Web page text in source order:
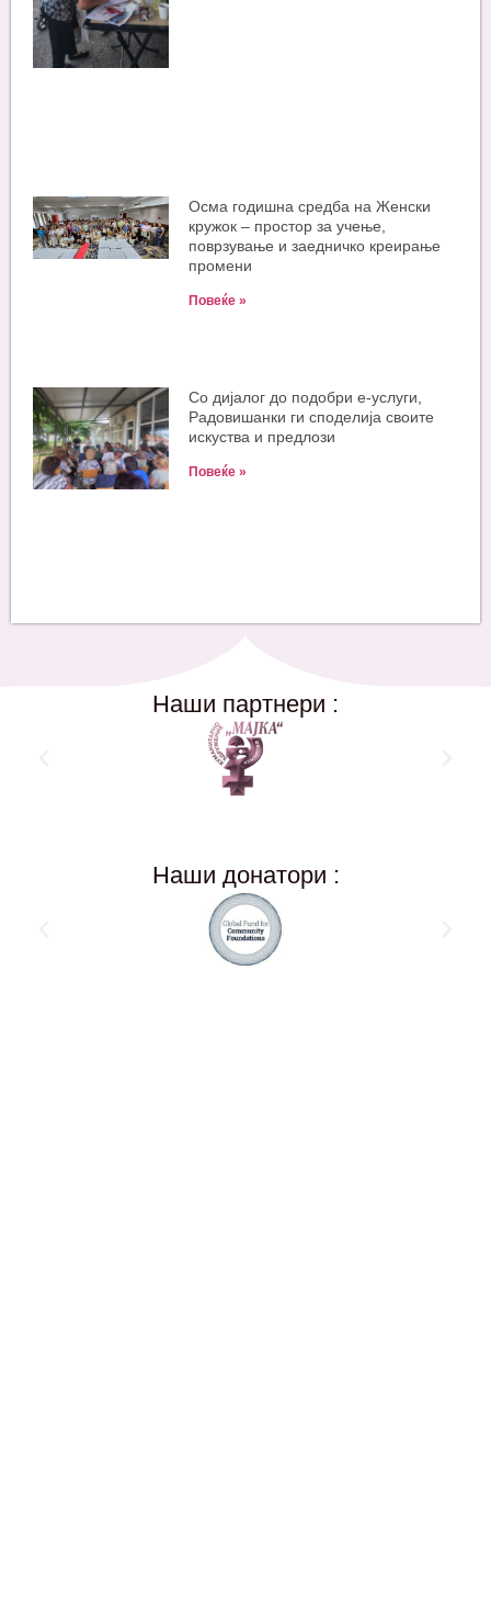
Oсма годишна средба на Женски
кружок – простор за учење,
поврзување и заедничко креирање
промени
Повеќе »
Со дијалог до подобри е-услуги,
Радовишанки ги споделија своите
искуства и предлози
Повеќе »
Наши партнери :
Наши донатори :